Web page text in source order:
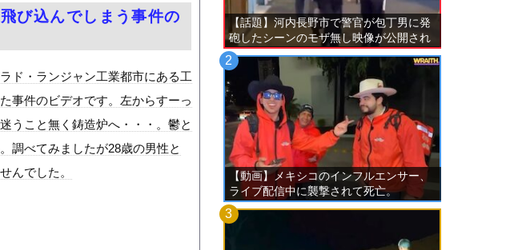
ｗｗｗ
でにトヨタ関係者が居...
・・・
三峡上流」中国都市「...
国の反応
こうなります…
ｗｗｗｗｗｗｗ...
び込んでしまう事件の
ド・ランジャン工業都市にある工
事件のビデオです。左からすーっ
うこと無く鋳造炉へ・・・。鬱と
調べてみましたが28歳の男性と
んでした。
【話題】河内長野市で警官が包丁男に発
砲したシーンのモザ無し映像が公開され
る。
【動画】メキシコのインフルエンサー、
ライブ配信中に襲撃されて死亡。